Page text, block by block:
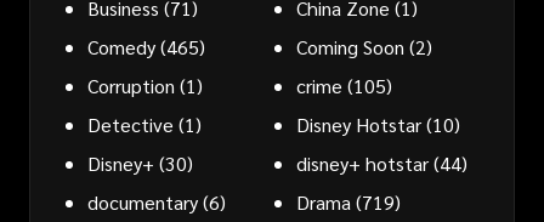
Business (71) China Zone (1)
Comedy(465) Coming Soon (2)
Corruption (1) crime (105)
Detective (1) Disney Hotstar(10)
Disney+ (30) disney+ hotstar(44)
documentary(6) Drama (719)